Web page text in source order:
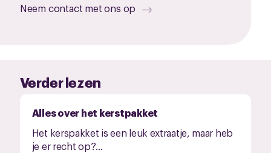
Neem contact met ons op
Verder lezen
Alles over het kerstpakket
Het kerspakket is een leuk extraatje, maar heb
je er recht op?...